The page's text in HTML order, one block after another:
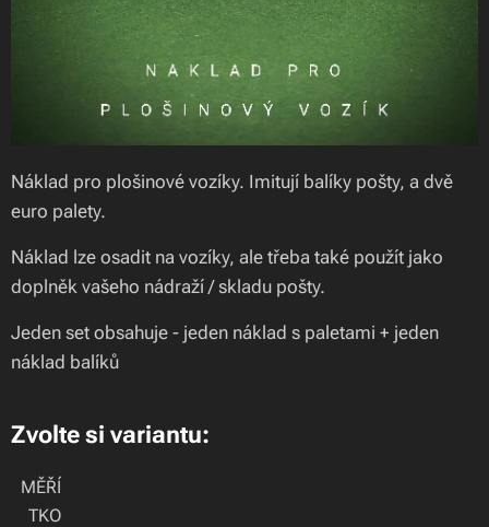
Náklad pro plošinové vozíky. Imitují balíky pošty, a dvě
euro palety.
Náklad lze osadit na vozíky, ale třeba také použít jako
doplněk vašeho nádraží / skladu pošty.
Jeden set obsahuje - jeden náklad s paletami + jeden
náklad balíků
Zvolte si variantu:
MĚŘÍ
TKO